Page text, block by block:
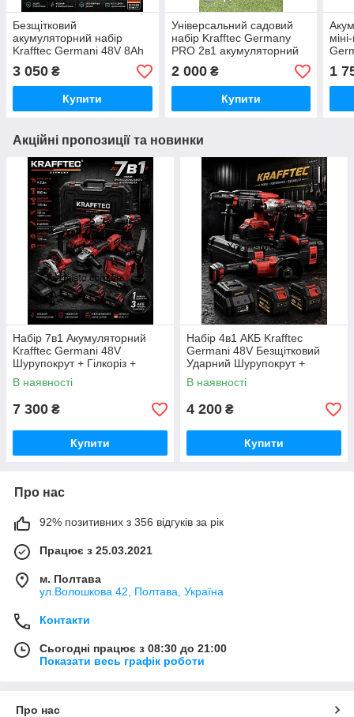
Безщітковий
акумуляторний набір
Krafftec Germani 48V 8Ah
3в1 Перфоратор +
Болгарка + Гайковерт
Крафтек Германия синій
3 050 ₴
Купити
Універсальний садовий
набір Krafftec Germany
PRO 2в1 акумуляторний
тример AZ144/PRO та
мініпила DUC155Z
UR150DWAE 48 V 6 Ah
2 000₴
Купити
8
1
Акційні пропозиції та новинки
Набір 7в1 Акумуляторний
Krafftec Germani 48V
Шурупокрут + Гілкоріз +
Болгарка + Перф + Гайковерт
+ Циркулярна + лобзик/
Червоний
В наявності
7 300 ₴
Купити
Набір 4в1 АКБ Krafftec
Germani 48V Безщітковий
Ударний Шурупокрут +
Перфоратор + Болгарка +
Гайковерт Набір 4в1
Німеччина Червоний
В наявності
4 200 ₴
Купити
Про нас
92% позитивних з 356 відгуків за рік
Працює з 25.03.2021
м. Полтава
ул.Волошкова 42, Полтава, Україна
Контакти
Сьогодні працює з 08:30 до 21:00
Показати весь графік роботи
Про нас